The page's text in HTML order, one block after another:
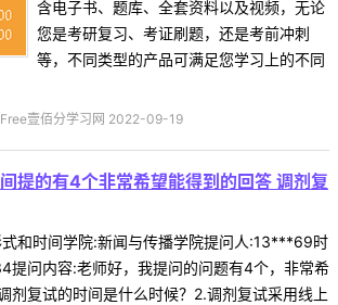
含电子书、题库、全套资料以及视频，无论
您是考研复习、考证刷题，还是考前冲刺
等，不同类型的产品可满足您学习上的不同
壹佰分学习网 2022-09-19
提的有4个非常希望能得到的回答 调剂复
和时间学院:新闻与传播学院提问人:13***69时
问内容:老师好，我提问的问题有4个，非常希
剂复试的时间是什么时候？2.调剂复试采用线上